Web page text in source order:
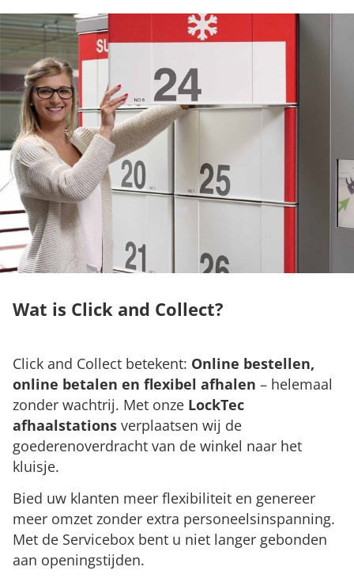
Wat is Click and Collect?
Click and Collect betekent: Online bestellen,
online betalen en flexibel afhalen – helemaal
zonder wachtrij. Met onze LockTec
afhaalstations verplaatsen wij de
goederenoverdracht van de winkel naar het
kluisje.
Bied uw klanten meer flexibiliteit en genereer
meer omzet zonder extra personeelsinspanning.
Met de Servicebox bent u niet langer gebonden
aan openingstijden.